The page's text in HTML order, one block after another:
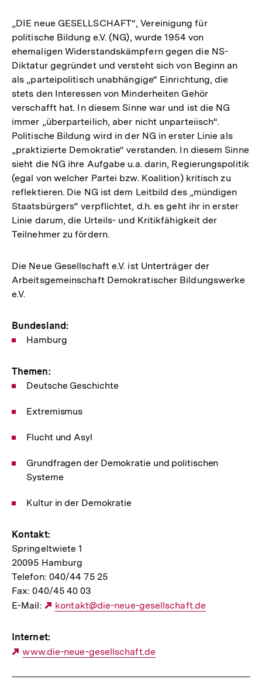
„DIE neue GESELLSCHAFT“, Vereinigung für
politische Bildung e.V. (NG), wurde 1954 von
ehemaligen Widerstandskämpfern gegen die NS-
Diktatur gegründet und versteht sich von Beginn an
als „parteipolitisch unabhängige“ Einrichtung, die
stets den Interessen von Minderheiten Gehör
verschafft hat. In diesem Sinne war und ist die NG
immer „überparteilich, aber nicht unparteiisch“.
Politische Bildung wird in der NG in erster Linie als
„praktizierte Demokratie“ verstanden. In diesem Sinne
sieht die NG ihre Aufgabe u.a. darin, Regierungspolitik
(egal von welcher Partei bzw. Koalition) kritisch zu
reflektieren. Die NG ist dem Leitbild des „mündigen
Staatsbürgers“ verpflichtet, d.h. es geht ihr in erster
Linie darum, die Urteils- und Kritikfähigkeit der
Teilnehmer zu fördern.
Die Neue Gesellschaft e.V. ist Unterträger der
Arbeitsgemeinschaft Demokratischer Bildungswerke
e.V.
Bundesland:
Hamburg
Themen:
Deutsche Geschichte
Extremismus
Flucht und Asyl
Grundfragen der Demokratie und politischen
Systeme
Kultur in der Demokratie
Kontakt:
Springeltwiete 1
20095 Hamburg
Telefon: 040/44 75 25
Fax: 040/45 40 03
E-Mail:
Externer
kontakt@die-neue-gesellschaft.de
Internet:
Externer
www.die-neue-gesellschaft.de